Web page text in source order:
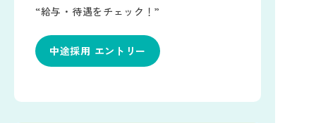
“給与・待遇をチェック！”
中途採用 エントリー